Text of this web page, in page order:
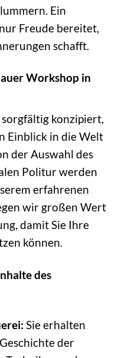
Ein
Freude bereitet,
schafft.
Workshop in
sorgfältig konzipiert,
Einblick in die Welt
der Auswahl des
Politur werden
erfahrenen
wir großen Wert
damit Sie Ihre
können.
des
Sie erhalten
der